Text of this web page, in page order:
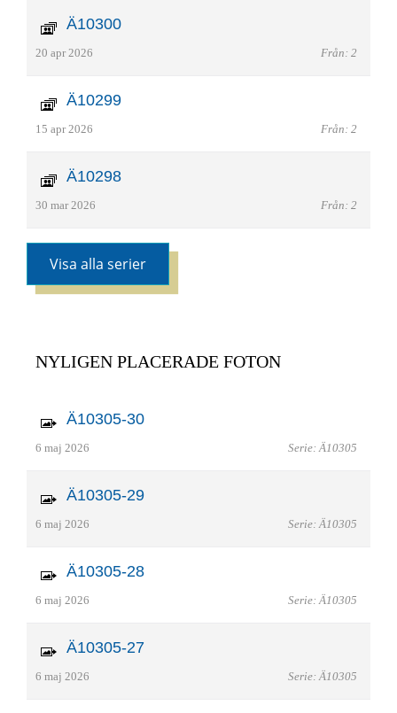
Ä10300
20 apr 2026 Från: 2
Ä10299
15 apr 2026 Från: 2
Ä10298
30 mar 2026 Från: 2
Visa alla serier
NYLIGEN PLACERADE FOTON
Ä10305-30
6 maj 2026 Serie: Ä10305
Ä10305-29
6 maj 2026 Serie: Ä10305
Ä10305-28
6 maj 2026 Serie: Ä10305
Ä10305-27
6 maj 2026 Serie: Ä10305